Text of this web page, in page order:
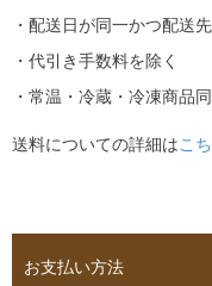
・配送日が同一かつ配送
・代引き手数料を除く
・常温・冷蔵・冷凍商品
送料についての詳細はこ
お支払い方法